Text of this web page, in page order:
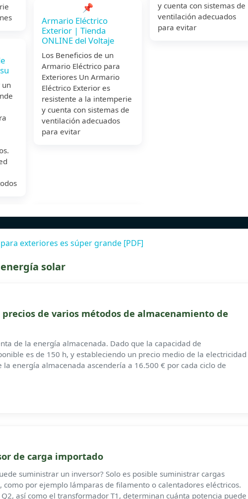
un
📌
Armario Eléctrico
Exterior | Tienda
ONLINE del Voltaje
Los Beneficios de un
Armario Eléctrico para
Exteriores Un Armario
Eléctrico Exterior es
resistente a la intemperie
y cuenta con sistemas de
ventilación adecuados
para evitar
y cuenta con sistemas de
ventilación adecuados
para evitar
exteriores es súper grande [PDF]
solar
de varios métodos de almacenamiento de
de la energía almacenada. Dado que la capacidad de
es de 150 h, y estableciendo un precio medio de la electricidad
la energía almacenada ascendería a 16.500 € por cada ciclo de
de carga importado
suministrar un inversor? Solo es posible suministrar cargas
como por ejemplo lámparas de filamento o calentadores eléctricos.
así como el transformador T1, determinan cuánta potencia puede